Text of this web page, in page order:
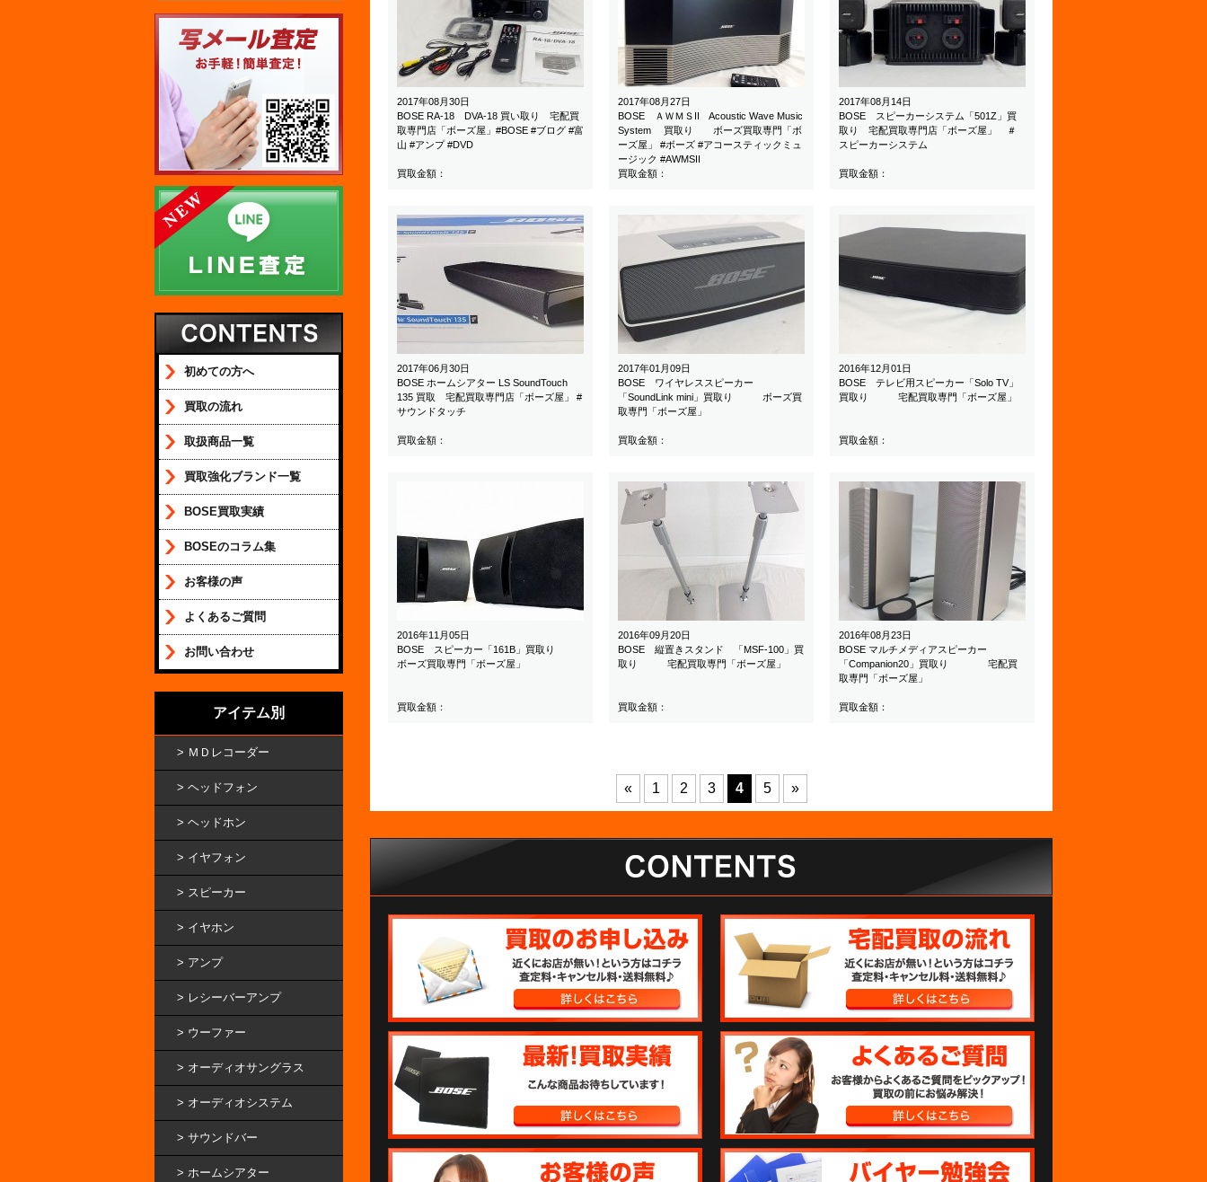
2017年08月30日
BOSE RA-18 DVA-18 買い取り 宅配買
取専門店「ボーズ屋」#BOSE #ブログ #富
山 #アンプ #DVD
買取金額：
2017年08月27日
BOSE ＡＷＭＳII Acoustic Wave Music
System 買取り ボーズ買取専門「ボ
ーズ屋」 #ボーズ #アコースティックミュ
ージック #AWMSII
買取金額：
2017年08月14日
BOSE スピーカーシステム「501Z」買
取り 宅配買取専門店「ボーズ屋」 ＃
スピーカーシステム
買取金額：
2017年06月30日
BOSE ホームシアター LS SoundTouch
135 買取 宅配買取専門店「ボーズ屋」 #
サウンドタッチ
買取金額：
2017年01月09日
BOSE ワイヤレススピーカー
「SoundLink mini」買取り ボーズ買
取専門「ボーズ屋」
買取金額：
2016年12月01日
BOSE テレビ用スピーカー「Solo TV」
買取り 宅配買取専門「ボーズ屋」
買取金額：
2016年11月05日
BOSE スピーカー「161B」買取り
ボーズ買取専門「ボーズ屋」
買取金額：
2016年09月20日
BOSE 縦置きスタンド 「MSF-100」買
取り 宅配買取専門「ボーズ屋」
買取金額：
2016年08月23日
BOSE マルチメディアスピーカー
「Companion20」買取り 宅配買
取専門「ボーズ屋」
買取金額：
« 1 2 3 4 5 »
初めての方へ
買取の流れ
取扱商品一覧
買取強化ブランド一覧
BOSE買取実績
BOSEのコラム集
お客様の声
よくあるご質問
お問い合わせ
アイテム別
ＭＤレコーダー
ヘッドフォン
ヘッドホン
イヤフォン
スピーカー
イヤホン
アンプ
レシーバーアンプ
ウーファー
オーディオサングラス
オーディオシステム
サウンドバー
ホームシアター